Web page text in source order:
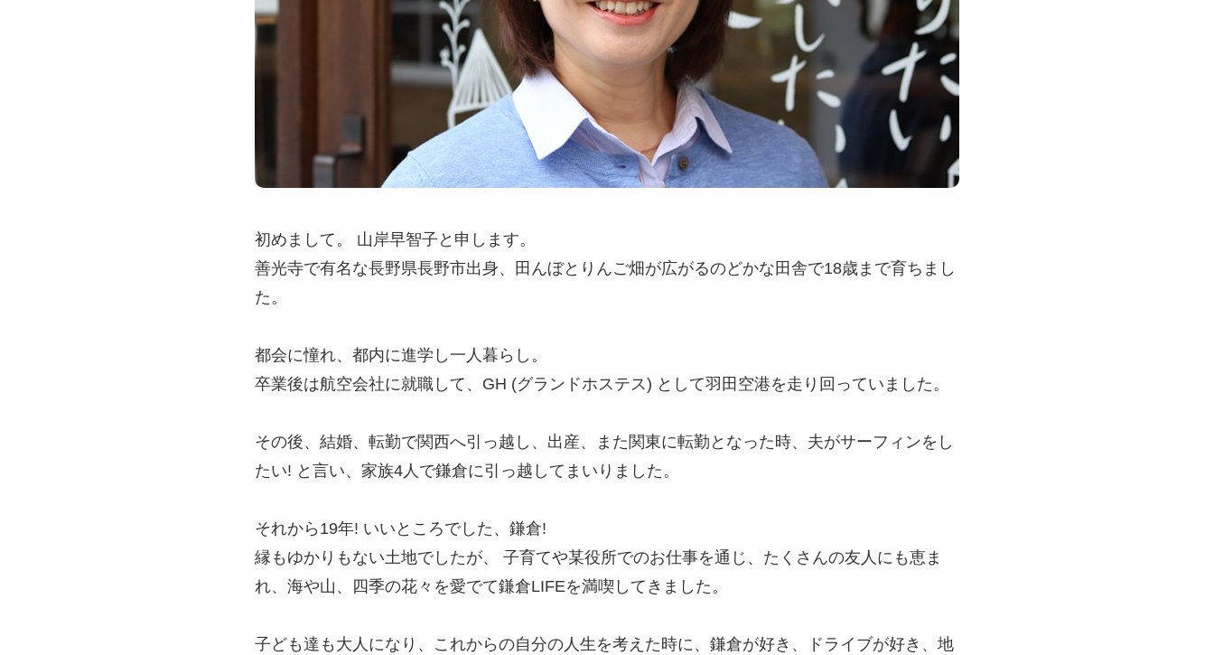
初めまして。 山岸早智子と申します。
善光寺で有名な長野県長野市出身、田んぼとりんご畑が広がるのどかな田舎で18歳まで育ちまし
た。
都会に憧れ、都内に進学し一人暮らし。
卒業後は航空会社に就職して、GH (グランドホステス) として羽田空港を走り回っていました。
その後、結婚、転勤で関西へ引っ越し、出産、また関東に転勤となった時、夫がサーフィンをし
たい! と言い、家族4人で鎌倉に引っ越してまいりました。
それから19年! いいところでした、鎌倉!
縁もゆかりもない土地でしたが、 子育てや某役所でのお仕事を通じ、たくさんの友人にも恵ま
れ、海や山、四季の花々を愛でて鎌倉LIFEを満喫してきました。
子ども達も大人になり、これからの自分の人生を考えた時に、鎌倉が好き、ドライブが好き、地